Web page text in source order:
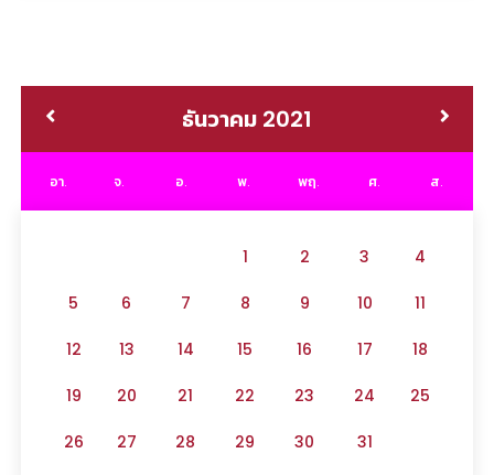
ธันวาคม 2021
อา. จ. อ. พ. พฤ. ศ. ส.
1 2 3 4
5 6 7 8 9 10 11
12 13 14 15 16 17 18
19 20 21 22 23 24 25
26 27 28 29 30 31